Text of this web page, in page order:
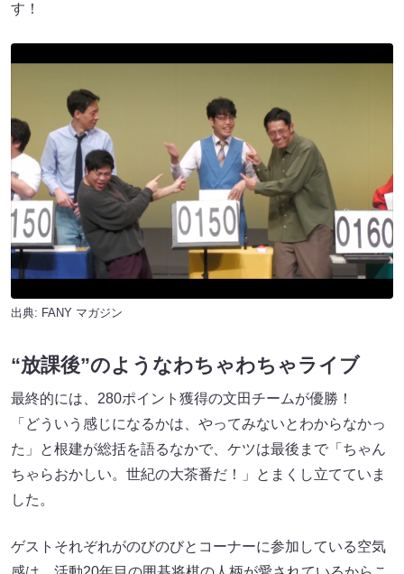
す！
出典: FANY マガジン
“放課後”のようなわちゃわちゃライブ
最終的には、280ポイント獲得の文田チームが優勝！
「どういう感じになるかは、やってみないとわからなかっ
た」と根建が総括を語るなかで、ケツは最後まで「ちゃん
ちゃらおかしい。世紀の大茶番だ！」とまくし立てていま
した。
ゲストそれぞれがのびのびとコーナーに参加している空気